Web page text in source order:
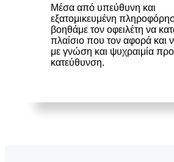
Μέσα από υπεύθυνη και
εξατομικευμένη
βοηθάμε τον οφειλέτη να
πλαίσιο που τον αφορά και
με γνώση και ψυχραιμία
κατεύθυνση.